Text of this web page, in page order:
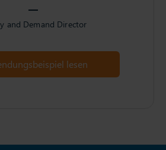
—
and Demand Director
lesen